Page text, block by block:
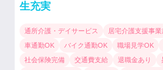
生充実
通所介護・デイサービス 居宅介護支援事業
車通勤OK
バイク通勤OK 職場見学OK
社会保険完備
交通費支給 退職金あり